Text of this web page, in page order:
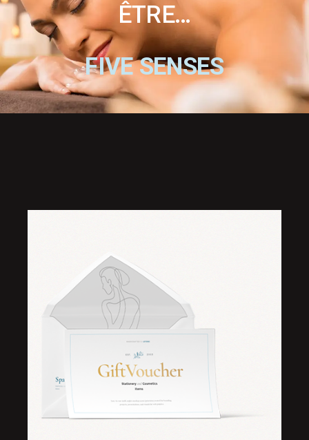
ÊTRE…
FIVE SENSES